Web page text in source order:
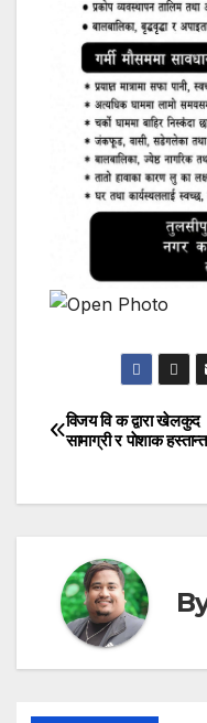
Post
विजय वि क द्वारा खेलकुद
सामाग्री र पाेशाक